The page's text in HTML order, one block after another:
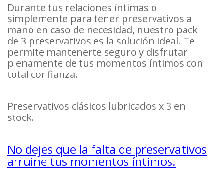
Durante tus relaciones íntimas o
simplemente para tener preservativos a
mano en caso de necesidad, nuestro pack
de 3 preservativos es la solución ideal. Te
permite mantenerte seguro y disfrutar
plenamente de tus momentos íntimos con
total confianza.
Preservativos clásicos lubricados x 3 en
stock.
No dejes que la falta de preservativos
arruine tus momentos íntimos.